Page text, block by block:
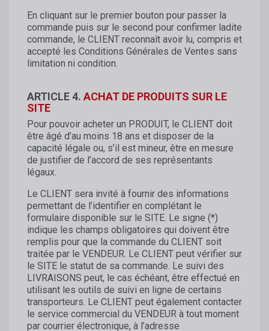
En cliquant sur le premier bouton pour passer la
commande puis sur le second pour confirmer ladite
commande, le CLIENT reconnaît avoir lu, compris et
accepté les Conditions Générales de Ventes sans
limitation ni condition.
ARTICLE 4. ACHAT DE PRODUITS SUR LE
SITE
Pour pouvoir acheter un PRODUIT, le CLIENT doit
être âgé d’au moins 18 ans et disposer de la
capacité légale ou, s’il est mineur, être en mesure
de justifier de l’accord de ses représentants
légaux.
Le CLIENT sera invité à fournir des informations
permettant de l’identifier en complétant le
formulaire disponible sur le SITE. Le signe (*)
indique les champs obligatoires qui doivent être
remplis pour que la commande du CLIENT soit
traitée par le VENDEUR. Le CLIENT peut vérifier sur
le SITE le statut de sa commande. Le suivi des
LIVRAISONS peut, le cas échéant, être effectué en
utilisant les outils de suivi en ligne de certains
transporteurs. Le CLIENT peut également contacter
le service commercial du VENDEUR à tout moment
par courrier électronique, à l’adresse